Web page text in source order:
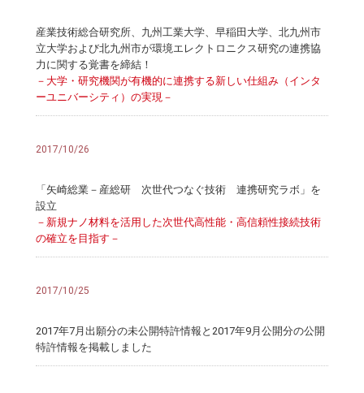
産業技術総合研究所、九州工業大学、早稲田大学、北九州市
立大学および北九州市が環境エレクトロニクス研究の連携協
力に関する覚書を締結！
－大学・研究機関が有機的に連携する新しい仕組み（インタ
ーユニバーシティ）の実現－
2017/10/26
「矢崎総業－産総研 次世代つなぐ技術 連携研究ラボ」を
設立
－新規ナノ材料を活用した次世代高性能・高信頼性接続技術
の確立を目指す－
2017/10/25
2017年7月出願分の未公開特許情報と2017年9月公開分の公開
特許情報を掲載しました